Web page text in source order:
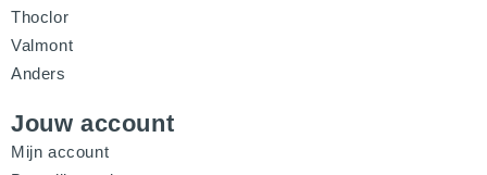
Thoclor
Valmont
Anders
Jouw account
Mijn account